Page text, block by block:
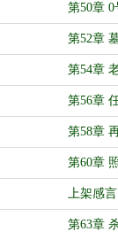
第50章
双大佬打
第52章
第54章
第56章
第58章
第60章
上架感言
第63章